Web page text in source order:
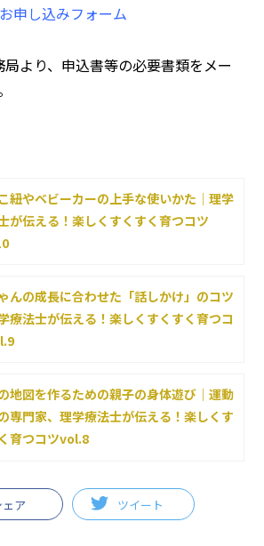
申し込みフォーム
より、申込書等の必要書類をメー
紐やベビーカーの上手な使いかた｜理学
が伝える！楽しくすくすく育つコツ
んの成長に合わせた「話しかけ」のコツ
療法士が伝える！楽しくすくすく育つコ
地図を作るための親子の身体遊び｜運動
専門家、理学療法士が伝える！楽しくす
育つコツvol.8
ェア ツイート